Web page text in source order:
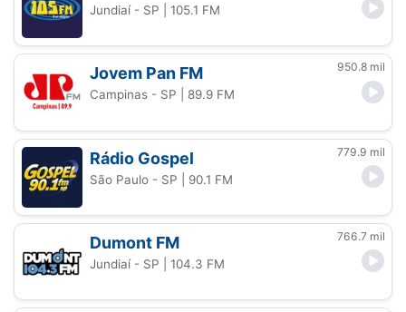
Jundiaí - SP | 105.1 FM
Jovem Pan FM 950.8 mil
Campinas - SP | 89.9 FM
Rádio Gospel 779.9 mil
São Paulo - SP | 90.1 FM
Dumont FM 766.7 mil
Jundiaí - SP | 104.3 FM